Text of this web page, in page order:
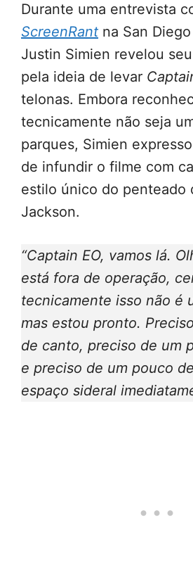
Durante uma entrevista
ScreenRant na San
Justin Simien revelou
pela ideia de levar
telonas. Embora
tecnicamente não seja
parques, Simien
de infundir o filme com
estilo único do penteado
Jackson.
“Captain EO, vamos lá.
está fora de operação,
tecnicamente isso não é
mas estou pronto.
de canto, preciso de um
e preciso de um pouco
espaço sideral